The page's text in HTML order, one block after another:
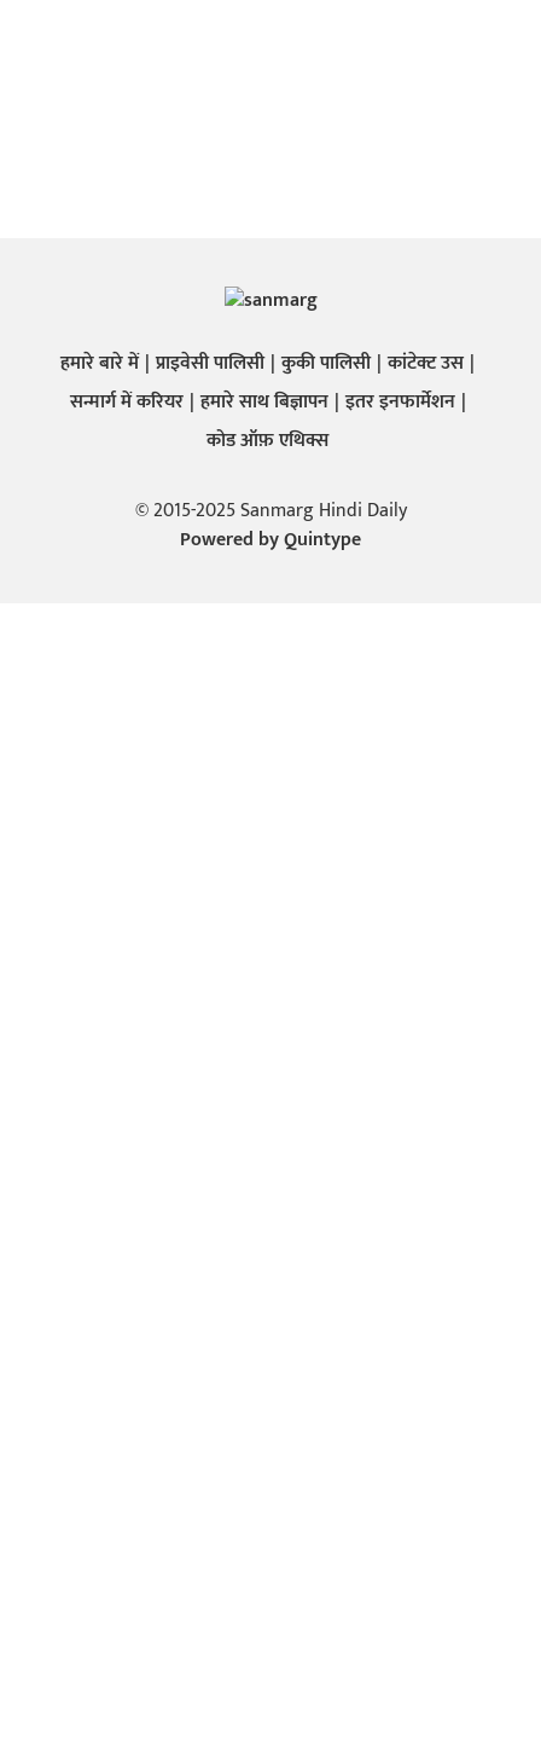
हमारे बारे में प्राइवेसी पालिसी कुकी पालिसी कांटेक्ट उस
सन्मार्ग में करियर हमारे साथ बिज्ञापन इतर इनफार्मेशन
कोड ऑफ़ एथिक्स
© 2015-2025 Sanmarg Hindi Daily
Powered byQuintype